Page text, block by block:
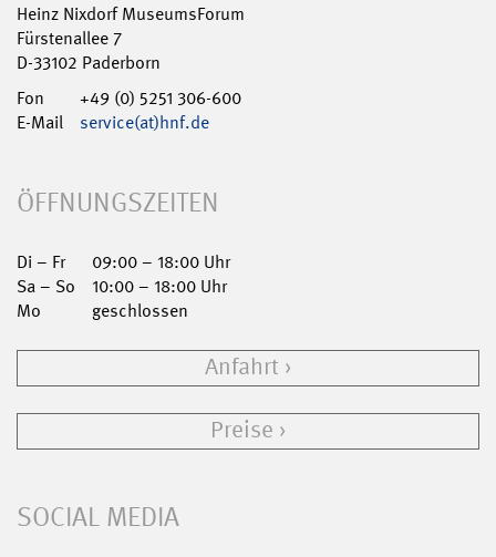
Heinz Nixdorf MuseumsForum
Fürstenallee 7
D-33102 Paderborn
Fon
+49 (0) 5251 306-600
E-Mail
service(at)hnf.de
ÖFFNUNGSZEITEN
Di – Fr
09:00 – 18:00 Uhr
Sa – So
10:00 – 18:00 Uhr
Mo
geschlossen
Anfahrt
Preise
SOCIAL MEDIA